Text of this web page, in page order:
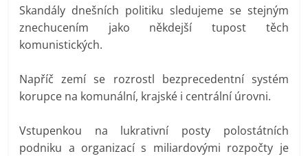
Skandály dnešních politiku sledujeme se stejným
znechucením jako někdejší tupost těch
komunistických.
Napříč zemí se rozrostl bezprecedentní systém
korupce na komunální, krajské i centrální úrovni.
Vstupenkou na lukrativní posty polostátních
podniku a organizací s miliardovými rozpočty je